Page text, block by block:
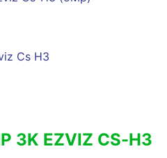
3K EZVIZ CS-H3